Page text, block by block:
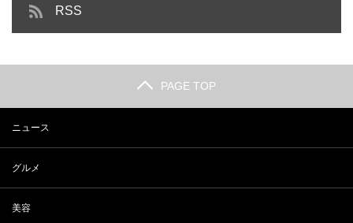
RSS
PAGE TOP
ニュース
グルメ
美容